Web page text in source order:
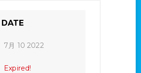
DATE
7月 10 2022
Expired!